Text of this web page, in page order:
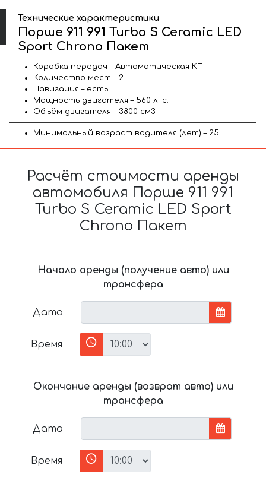
Технические характеристики
Порше 911 991 Turbo S Ceramic LED
Sport Chrono Пакет
Коробка передач – Автоматическая КП
Количество мест – 2
Навигация – есть
Мощность двигателя – 560 л. с.
Объём двигателя – 3800 см3
Минимальный возраст водителя (лет) – 25
Расчёт стоимости аренды
автомобиля Порше 911 991
Turbo S Ceramic LED Sport
Chrono Пакет
Начало аренды (получение авто) или
трансфера
Дата
Время
Окончание аренды (возврат авто) или
трансфера
Дата
Время